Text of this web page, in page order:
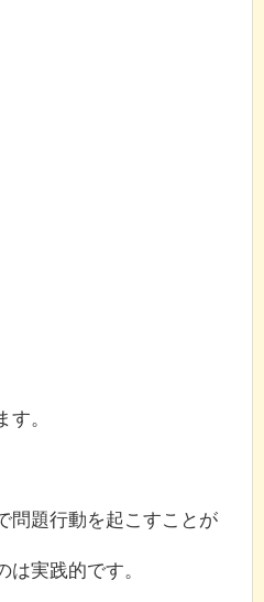
。
問題行動を起こすことが
実践的です。